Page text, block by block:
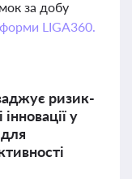
за добу
LIGA360.
ризик-
у